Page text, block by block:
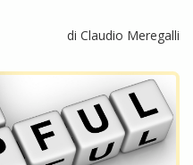
di Claudio Meregalli